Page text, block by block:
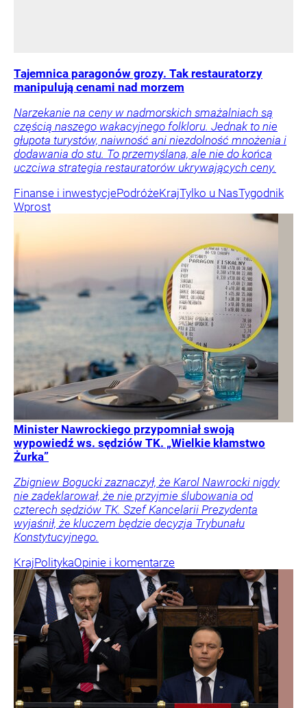
Tajemnica paragonów grozy. Tak restauratorzy
manipulują cenami nad morzem
Narzekanie na ceny w nadmorskich smażalniach są
częścią naszego wakacyjnego folkloru. Jednak to nie
głupota turystów, naiwność ani niezdolność mnożenia i
dodawania do stu. To przemyślana, ale nie do końca
uczciwa strategia restauratorów ukrywających ceny.
Finanse i inwestycjePodróżeKrajTylko u NasTygodnik
Wprost
Minister Nawrockiego przypomniał swoją
wypowiedź ws. sędziów TK. „Wielkie kłamstwo
Żurka”
Zbigniew Bogucki zaznaczył, że Karol Nawrocki nigdy
nie zadeklarował, że nie przyjmie ślubowania od
czterech sędziów TK. Szef Kancelarii Prezydenta
wyjaśnił, że kluczem będzie decyzja Trybunału
Konstytucyjnego.
KrajPolitykaOpinie i komentarze